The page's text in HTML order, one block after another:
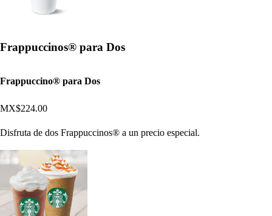
Frappuccinos® para Dos
Frappuccino® para Dos
MX$224.00
Disfruta de dos Frappuccinos® a un precio especial.